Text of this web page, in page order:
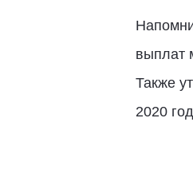
выплат
Также
2020